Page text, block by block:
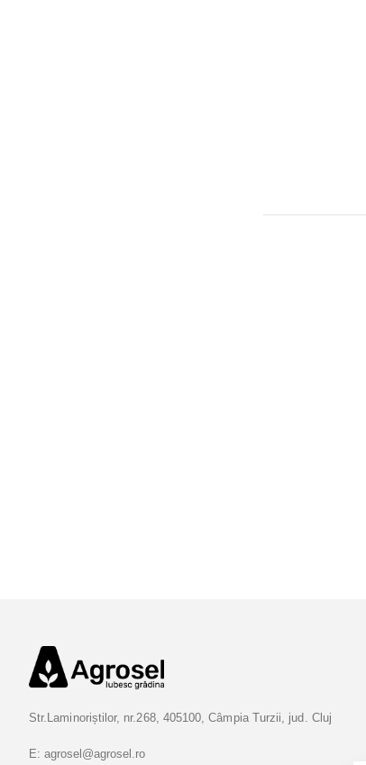
Str.Laminoriștilor, nr.268, 405100, Câmpia Turzii, jud. Cluj
E: agrosel@agrosel.ro